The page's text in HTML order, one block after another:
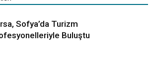
Sofya’da Turizm
Buluştu